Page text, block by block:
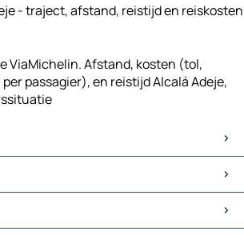
- traject, afstand, reistijd en reiskosten
ViaMichelin. Afstand, kosten (tol,
passagier), en reistijd Alcalá Adeje,